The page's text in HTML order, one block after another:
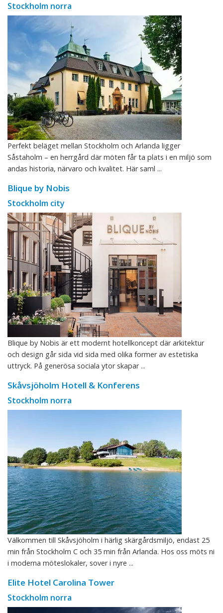
Stockholm norra
Perfekt beläget mellan Stockholm och Arlanda ligger
Såstaholm – en herrgård där möten får ta plats i en miljö som
andas historia, närvaro och kvalitet. Här saml ...
Blique by Nobis
Stockholm city
Blique by Nobis är ett modernt hotellkoncept där arkitektur
och design går sida vid sida med olika former av estetiska
uttryck. På generösa sociala ytor skapar ...
Skåvsjöholm Hotell & Konferens
Stockholm norra
Välkommen till Skåvsjöholm i härlig skärgårdsmiljö, endast 25
min från Stockholm C och 35 min från Arlanda. Hos oss möts ni
i moderna möteslokaler, sover i nyre ...
Elite Hotel Carolina Tower
Stockholm norra